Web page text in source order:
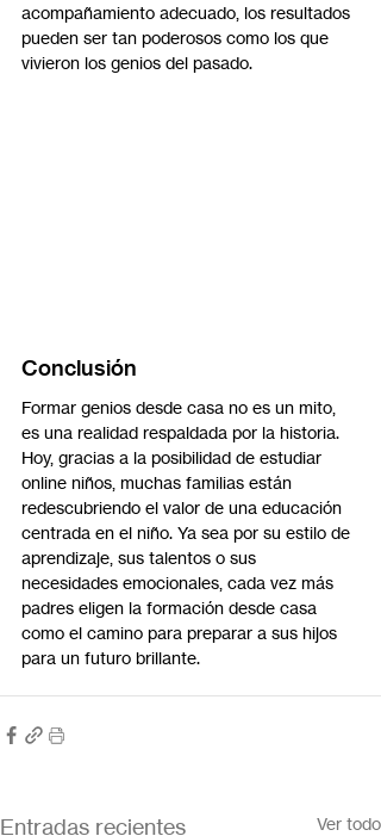
acompañamiento adecuado, los resultados
pueden ser tan poderosos como los que
vivieron los genios del pasado.
Conclusión
Formar genios desde casa no es un mito,
es una realidad respaldada por la historia.
Hoy, gracias a la posibilidad de estudiar
online niños, muchas familias están
redescubriendo el valor de una educación
centrada en el niño. Ya sea por su estilo de
aprendizaje, sus talentos o sus
necesidades emocionales, cada vez más
padres eligen la formación desde casa
como el camino para preparar a sus hijos
para un futuro brillante.
Entradas recientes Ver todo